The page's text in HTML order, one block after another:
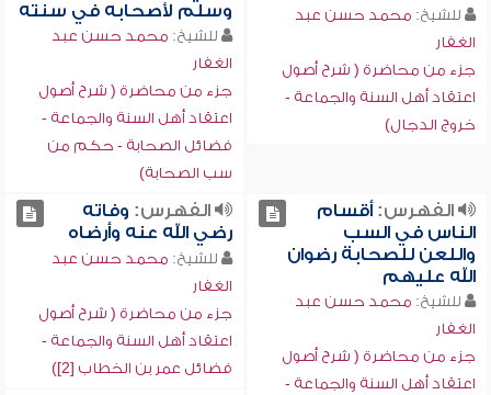
للشيخ: محمد حسن عبد
الغفار
جزء من محاضرة ( شرح أصول
اعتقاد أهل السنة والجماعة -
خروج الدجال)
وسلم لأصحابه في سنته
للشيخ: محمد حسن عبد
الغفار
جزء من محاضرة ( شرح أصول
اعتقاد أهل السنة والجماعة -
فضائل الصحابة - حكم من
سب الصحابة)
الفهرس:أقسام
الناس في السب
واللعن للصحابة رضوان
الله عليهم
للشيخ: محمد حسن عبد
الغفار
جزء من محاضرة ( شرح أصول
اعتقاد أهل السنة والجماعة -
الفهرس: وفاته
رضي الله عنه وأرضاه
للشيخ: محمد حسن عبد
الغفار
جزء من محاضرة ( شرح أصول
اعتقاد أهل السنة والجماعة -
فضائل عمر بن الخطاب [2])